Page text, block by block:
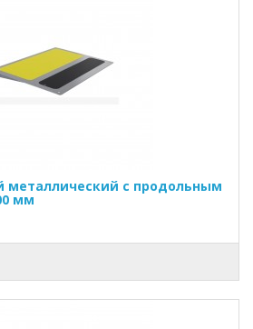
металлический с продольным
мм